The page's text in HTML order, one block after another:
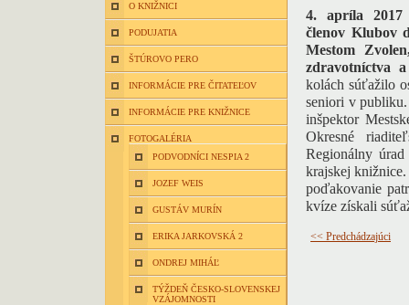
O KNIŽNICI
PODUJATIA
ŠTÚROVO PERO
INFORMÁCIE PRE ČITATEĽOV
INFORMÁCIE PRE KNIŽNICE
FOTOGALÉRIA
PODVODNÍCI NESPIA 2
JOZEF WEIS
GUSTÁV MURÍN
ERIKA JARKOVSKÁ 2
ONDREJ MIHÁĽ
TÝŽDEŇ ČESKO-SLOVENSKEJ
VZÁJOMNOSTI
4. apríla 2017
členov Klubov
Mestom
zdravotníctva
kolách súťažilo
seniori v
inšpektor
Okresné
Regionálny
krajskej
poďakovanie
kvíze získali
<< Predchádzajúci